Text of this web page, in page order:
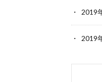
2019
2019